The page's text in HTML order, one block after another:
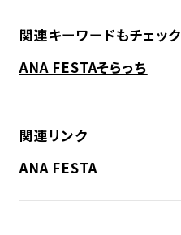
関連キーワードもチェック
ANA FESTAそらっち
関連リンク
ANA FESTA